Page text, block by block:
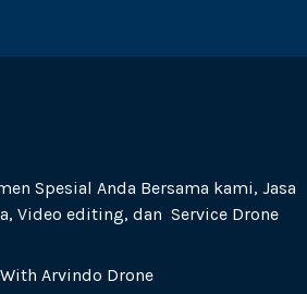
Spesial Anda Bersama kami, Jasa
Video editing, dan Service Drone
Arvindo Drone